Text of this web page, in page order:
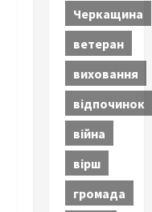
Черкащина
ветеран
виховання
відпочинок
війна
вірш
громада